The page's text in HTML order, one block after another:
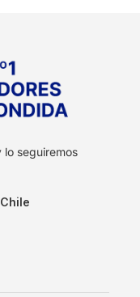
lo seguiremos